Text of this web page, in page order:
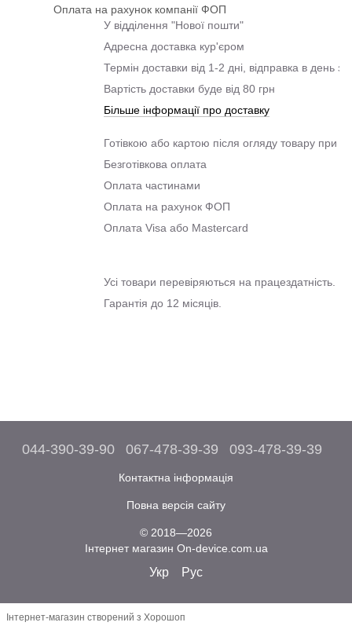
Оплата на рахунок компанії ФОП
У відділення "Нової пошти"
Адресна доставка кур'єром
Термін доставки від 1-2 дні, відправка в день
Вартість доставки буде від 80 грн
Більше інформації про доставку
Готівкою або картою після огляду товару при
Безготівкова оплата
Оплата частинами
Оплата на рахунок ФОП
Оплата Visa або Mastercard
Усі товари перевіряються на працездатність.
Гарантія до 12 місяців.
044-390-39-90 067-478-39-39 093-478-39-39
Контактна інформація
Повна версія сайту
© 2018—2026
Інтернет магазин On-device.com.ua
Укр Рус
Інтернет-магазин створений з Хорошоп